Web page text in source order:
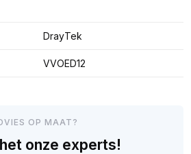
DrayTek
VVOED12
OP MAAT?
onze experts!